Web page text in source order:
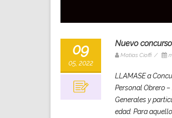
09
05, 2022
Nuevo
Matias Cioffi /
LLAMASE a
Personal Obrero
Generales y
edad. Para